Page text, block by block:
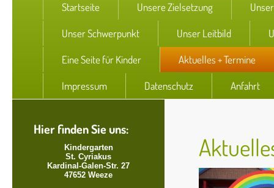
Startseite Unsere Zielsetzung
Unser Schwerpunkt Unser Leitbild
Eine Seite für Kinder Aktuelles + Termine
Impressum Datenschutz Anfahrt
Hier finden Sie uns:
Kindergarten
St. Cyriakus
Kardinal-Galen-Str. 27
47652 Weeze